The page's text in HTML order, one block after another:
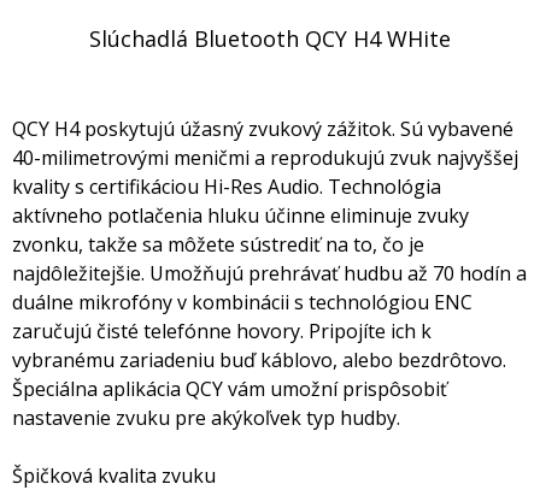
Slúchadlá Bluetooth QCY H4 WHite
QCY H4 poskytujú úžasný zvukový zážitok. Sú vybavené
40-milimetrovými meničmi a reprodukujú zvuk najvyššej
kvality s certifikáciou Hi-Res Audio. Technológia
aktívneho potlačenia hluku účinne eliminuje zvuky
zvonku, takže sa môžete sústrediť na to, čo je
najdôležitejšie. Umožňujú prehrávať hudbu až 70 hodín a
duálne mikrofóny v kombinácii s technológiou ENC
zaručujú čisté telefónne hovory. Pripojíte ich k
vybranému zariadeniu buď káblovo, alebo bezdrôtovo.
Špeciálna aplikácia QCY vám umožní prispôsobiť
nastavenie zvuku pre akýkoľvek typ hudby.
Špičková kvalita zvuku